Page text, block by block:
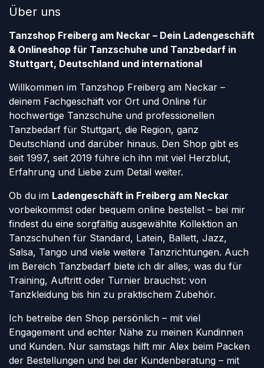
Über uns
Tanzshop Freiberg am Neckar – Dein Ladengeschäft
& Onlineshop für Tanzschuhe und Tanzbedarf in
Stuttgart, Deutschland und international
Willkommen im Tanzshop Freiberg am Neckar –
deinem Fachgeschäft vor Ort und Online für
hochwertige Tanzschuhe und professionellen
Tanzbedarf für Stuttgart, die Region, ganz
Deutschland und darüber hinaus. Den Shop gibt es
seit 1997, seit 2019 führe ich ihn mit viel Herzblut,
Erfahrung und Liebe zum Detail weiter.
Ob du im Ladengeschäft in Freiberg am Neckar
vorbeikommst oder bequem online bestellst – bei mir
findest du eine sorgfältig ausgewählte Kollektion an
Tanzschuhen für Standard, Latein, Ballett, Jazz,
Salsa, Tango und viele weitere Tanzrichtungen. Auch
im Bereich Tanzbedarf biete ich dir alles, was du für
Training, Auftritt oder Turnier brauchst: von
Tanzkleidung bis hin zu praktischem Zubehör.
Ich betreibe den Shop persönlich – mit viel
Engagement und echter Nähe zu meinen Kundinnen
und Kunden. Nur samstags hilft mir Alex beim Packen
der Bestellungen und bei der Kundenberatung – mit